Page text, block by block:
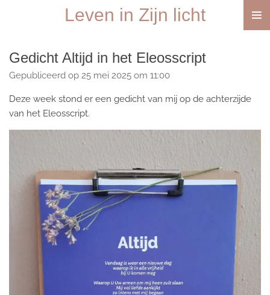
de
hoofdinhoud
Leven in Zijn licht
Gedicht Altijd in het Eleosscript
Gepubliceerd op 25 mei 2025 om 11:00
Deze week stond er een gedicht van mij op de achterzijde
van het Eleosscript.